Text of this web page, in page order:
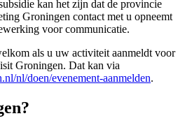
kan het zijn dat de provincie
Groningen contact met u opneemt
voor communicatie.
als u uw activiteit aanmeldt voor
Groningen. Dat kan via
nl/doen/evenement-aanmelden.